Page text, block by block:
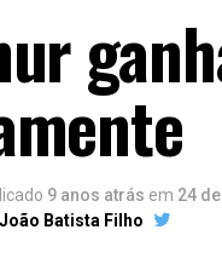
9 anos atrás em 24
João Batista Filho